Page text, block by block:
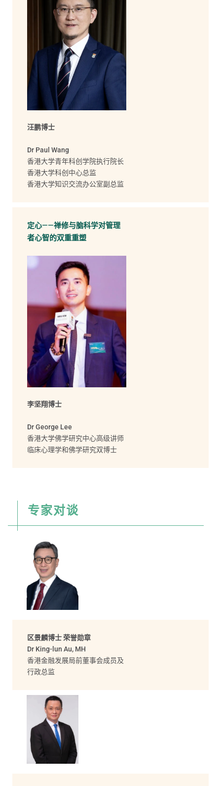
汪鹏博士
Dr Paul Wang
香港大学青年科创学院执行院长
香港大学科创中心总监
香港大学知识交流办公室副总监
定心——禅修与脑科学对管理
者心智的双重重塑
李坚翔博士
Dr George Lee
香港大学佛学研究中心高级讲师
临床心理学和佛学研究双博士
专家对谈
区景麟博士 荣誉勋章
Dr King-lun Au, MH
香港金融发展局前董事会成员及
行政总监